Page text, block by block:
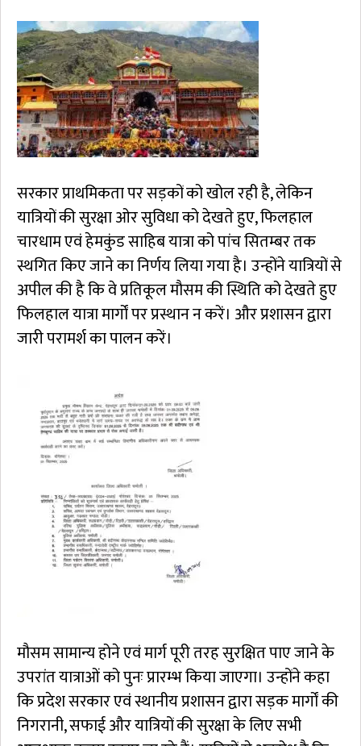
सरकार प्राथमिकता पर सड़कों को खोल रही है, लेकिन
यात्रियों की सुरक्षा ओर सुविधा को देखते हुए, फिलहाल
चारधाम एवं हेमकुंड साहिब यात्रा को पांच सितम्बर तक
स्थगित किए जाने का निर्णय लिया गया है। उन्होंने यात्रियों से
अपील की है कि वे प्रतिकूल मौसम की स्थिति को देखते हुए
फिलहाल यात्रा मार्गों पर प्रस्थान न करें। और प्रशासन द्वारा
जारी परामर्श का पालन करें।
मौसम सामान्य होने एवं मार्ग पूरी तरह सुरक्षित पाए जाने के
उपरांत यात्राओं को पुनः प्रारम्भ किया जाएगा। उन्होंने कहा
कि प्रदेश सरकार एवं स्थानीय प्रशासन द्वारा सड़क मार्गों की
निगरानी, सफाई और यात्रियों की सुरक्षा के लिए सभी